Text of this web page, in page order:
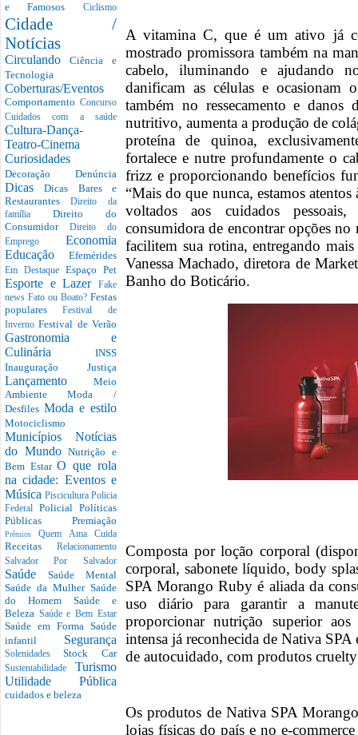
e Famosos Ciclismo
Cidade /
Notícias
CirculandoCiência e
Tecnologia
Coberturas/Eventos
Comportamento Concurso
Cuidados com a saúde
Cultura-Dança-
Teatro-Cinema
Curiosidades
Decoração Denúncia
DicasDicas Bares e
RestaurantesDireito da
família Direito do
Consumidor Direito do
Emprego Economia
Educação Efemérides
Em Destaque Espaço Pet
Esporte e Lazer
Fake
news Fato ou Boato? Festas
popularesFestival de
InvernoFestival de Verão
Gastronomia e
Culinária INSS
Inauguração Justiça
Lançamento Meio
AmbienteModa /
Desfiles Moda e estilo
Motociclismo
Municípios Notícias
do MundoNutrição e
Bem EstarO que rola
na cidade: Eventos e
Música Piscicultura Policia
Federal Policial Políticas
Públicas Premiação
PrêmiosQuem Ama Cuida
Receitas Relacionamento
Salvador Por Salvador
Saúde Saúde Mental
Saúde da Mulher Saúde
do Homem Saúde e
Beleza Saúde e Bem Estar
Saúde em Forma Saúde
infantil Segurança
SolenidadesStock Car
Sustentabilidade Turismo
Utilidade Pública
cuidados e beleza
A vitamina C, que é um ativo já
mostrado promissora também na
cabelo, iluminando e ajudando
danificam as células e ocasionam
também no ressecamento e
nutritivo, aumenta a produção de
proteína de quinoa,
fortalece e nutre profundamente o
frizz e proporcionando benefícios
“Mais do que nunca, estamos
voltados aos cuidados
consumidora de encontrar opções
facilitem sua rotina, entregando
Vanessa Machado, diretora de
Banho do Boticário.
Composta por loção corporal
corporal, sabonete líquido, body
SPA Morango Ruby é aliada da
uso diário para garantir a
proporcionar nutrição superior
intensa já reconhecida de Nativa
de autocuidado, com produtos
Os produtos de Nativa SPA
lojas físicas do país e no e-